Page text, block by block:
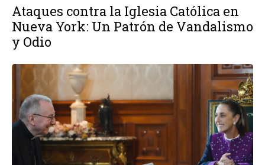
Ataques contra la Iglesia Católica en
Nueva York: Un Patrón de Vandalismo
y Odio